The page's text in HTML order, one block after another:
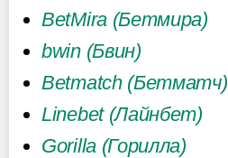
BetMira (Бетмира)
bwin (Бвин)
Betmatch (Бетматч)
Linebet (Лайнбет)
Gorilla (Горилла)